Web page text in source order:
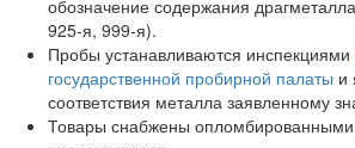
обозначение содержания
925-я, 999-я).
Пробы устанавливаются инспекциями
государственной пробирной палаты и
соответствия металла заявленному
Товары снабжены